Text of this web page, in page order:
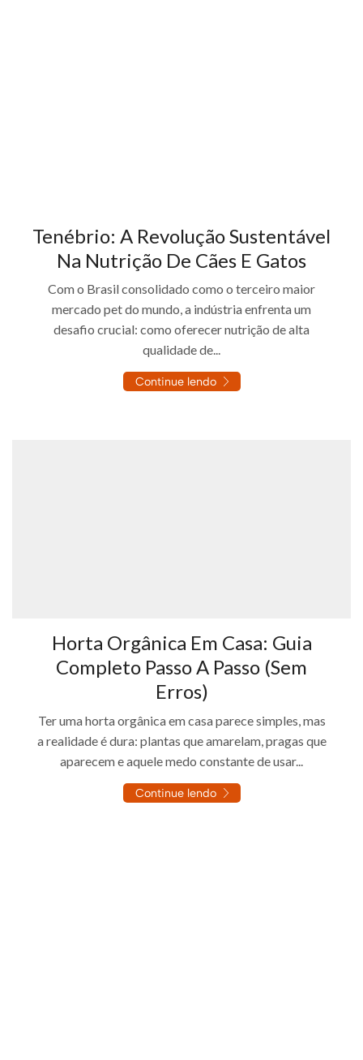
Tenébrio: A Revolução Sustentável
Na Nutrição De Cães E Gatos
Com o Brasil consolidado como o terceiro maior
mercado pet do mundo, a indústria enfrenta um
desafio crucial: como oferecer nutrição de alta
qualidade de...
Continue lendo
Horta Orgânica Em Casa: Guia
Completo Passo A Passo (Sem
Erros)
Ter uma horta orgânica em casa parece simples, mas
a realidade é dura: plantas que amarelam, pragas que
aparecem e aquele medo constante de usar...
Continue lendo